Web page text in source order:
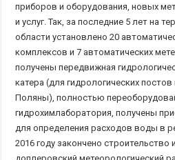
приборов и оборудования, новых
и услуг. Так, за последние 5 лет на
области установлено 20
комплексов и 7 автоматических
получены передвижная
катера (для гидрологических постов
Поляны), полностью
гидрохимлаборатория, получены
для определения расходов воды в
2016 году закончено строительство